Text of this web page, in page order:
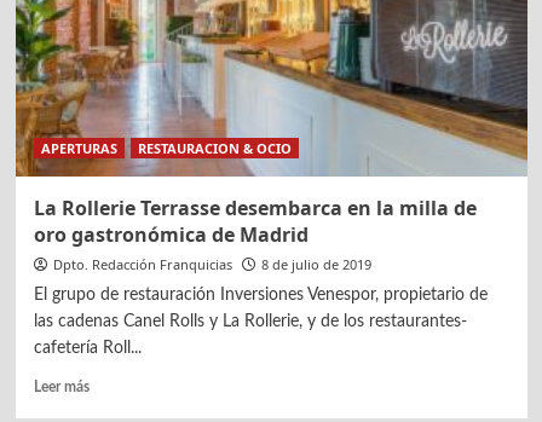
APERTURAS RESTAURACION & OCIO
La Rollerie Terrasse desembarca en la milla de
oro gastronómica de Madrid
Dpto. Redacción Franquicias 8 de julio de 2019
El grupo de restauración Inversiones Venespor, propietario de
las cadenas Canel Rolls y La Rollerie, y de los restaurantes-
cafetería Roll...
Leer másLeer